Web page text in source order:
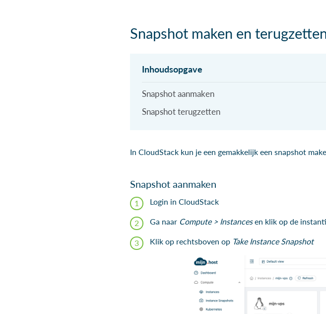
Snapshot maken en
Snapshot aanmaken
Snapshot terugzetten
In CloudStack kun je een gemakkelijk een snapshot
Snapshot aanmaken
Login in CloudStack
Ga naar Compute > Instancesen klik op de
Klik op rechtsboven op Take Instance Snapshot